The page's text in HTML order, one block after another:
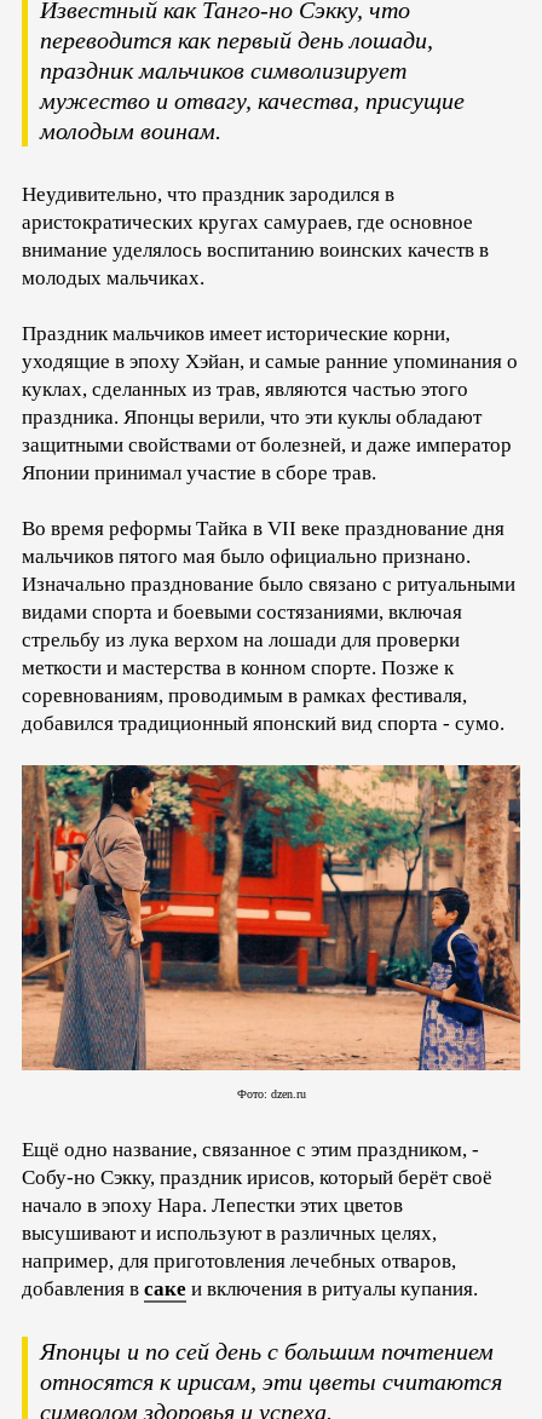
Известный как Танго-но Сэкку, что
переводится как первый день лошади,
праздник мальчиков символизирует
мужество и отвагу, качества, присущие
молодым воинам.
Неудивительно, что праздник зародился в
аристократических кругах самураев, где основное
внимание уделялось воспитанию воинских качеств в
молодых мальчиках.
Праздник мальчиков имеет исторические корни,
уходящие в эпоху Хэйан, и самые ранние упоминания о
куклах, сделанных из трав, являются частью этого
праздника. Японцы верили, что эти куклы обладают
защитными свойствами от болезней, и даже император
Японии принимал участие в сборе трав.
Во время реформы Тайка в VII веке празднование дня
мальчиков пятого мая было официально признано.
Изначально празднование было связано с ритуальными
видами спорта и боевыми состязаниями, включая
стрельбу из лука верхом на лошади для проверки
меткости и мастерства в конном спорте. Позже к
соревнованиям, проводимым в рамках фестиваля,
добавился традиционный японский вид спорта - сумо.
Фото: dzen.ru
Ещё одно название, связанное с этим праздником, -
Собу-но Сэкку, праздник ирисов, который берёт своё
начало в эпоху Нара. Лепестки этих цветов
высушивают и используют в различных целях,
например, для приготовления лечебных отваров,
добавления в саке и включения в ритуалы купания.
Японцы и по сей день с большим почтением
относятся к ирисам, эти цветы считаются
символом здоровья и успеха.